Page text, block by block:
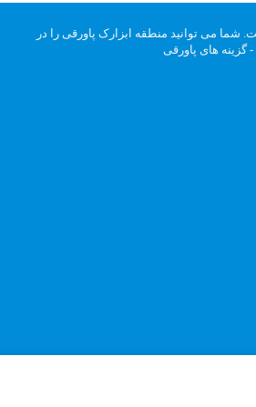
شما می توانید منطقه ابزارک پاورقی را در
گزینه های پاورقی